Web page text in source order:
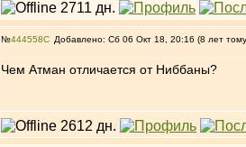
№444558 Добавлено: Сб 06 Окт 18, 20:16 (8 лет
Чем Атман отличается от Ниббаны?